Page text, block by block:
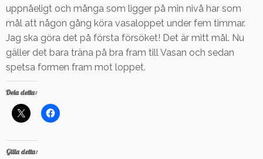
uppnåeligt och många som ligger på min nivå har som
mål att någon gång köra vasaloppet under fem timmar.
Jag ska göra det på första försöket! Det är mitt mål. Nu
gäller det bara träna på bra fram till Vasan och sedan
spetsa formen fram mot loppet.
Dela detta:
Gilla detta: